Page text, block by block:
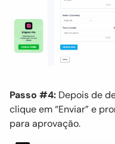
Passo #4: Depois de
clique em “Enviar” e
para aprovação.